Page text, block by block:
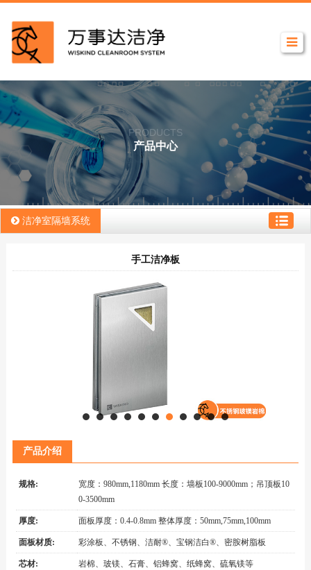
PRODUCTS
产品中心
洁净室隔墙系统
手工洁净板
产品介绍
规格:
宽度：980mm,1180mm 长度：墙板100-9000mm；吊顶板10
0-3500mm
厚度: 面板厚度：0.4-0.8mm 整体厚度：50mm,75mm,100mm
面板材质: 彩涂板、不锈钢、洁耐®、宝钢洁白®、密胺树脂板
芯材: 岩棉、玻镁、石膏、铝蜂窝、纸蜂窝、硫氧镁等